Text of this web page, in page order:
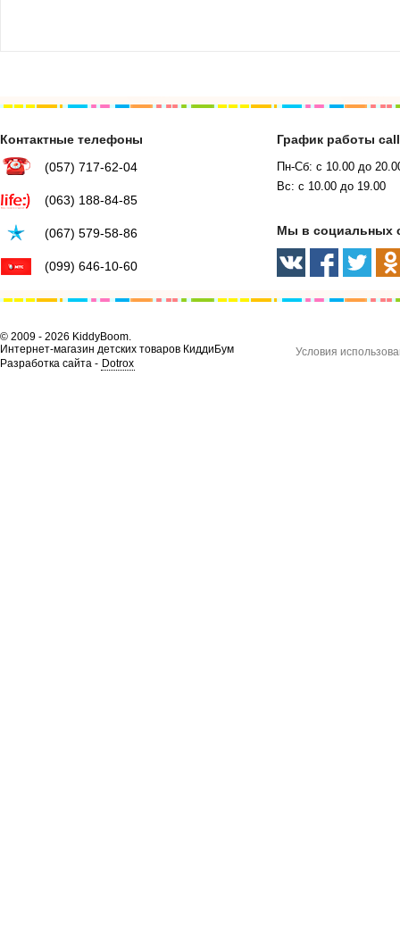
Контактные телефоны
(057) 717-62-04
(063) 188-84-85
(067) 579-58-86
(099) 646-10-60
График работы
Пн-Сб: с 10.00 до
Вс: с 10.00 до 19.00
Мы в социальных
© 2009 - 2026 KiddyBoom.
Интернет-магазин детских товаров КиддиБум
Разработка сайта - Dotrox
Условия